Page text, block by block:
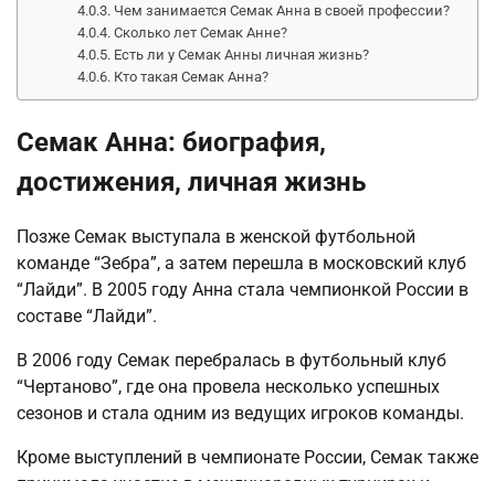
Чем занимается Семак Анна в своей профессии?
Сколько лет Семак Анне?
Есть ли у Семак Анны личная жизнь?
Кто такая Семак Анна?
Семак Анна: биография,
достижения, личная жизнь
Позже Семак выступала в женской футбольной
команде “Зебра”, а затем перешла в московский клуб
“Лайди”. В 2005 году Анна стала чемпионкой России в
составе “Лайди”.
В 2006 году Семак перебралась в футбольный клуб
“Чертаново”, где она провела несколько успешных
сезонов и стала одним из ведущих игроков команды.
Кроме выступлений в чемпионате России, Семак также